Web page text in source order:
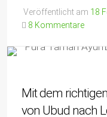
Veröffentlicht am 18
8 Kommentare
Mit dem
von Ubud nach